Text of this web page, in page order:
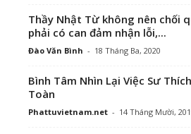
Thầy Nhật Từ không nên chối
phải có can đảm nhận lỗi,...
Đào Văn Bình - 18 Tháng Ba, 2020
Bình Tâm Nhìn Lại Việc Sư
Toàn
Phattuvietnam.net - 14 Tháng Mười,